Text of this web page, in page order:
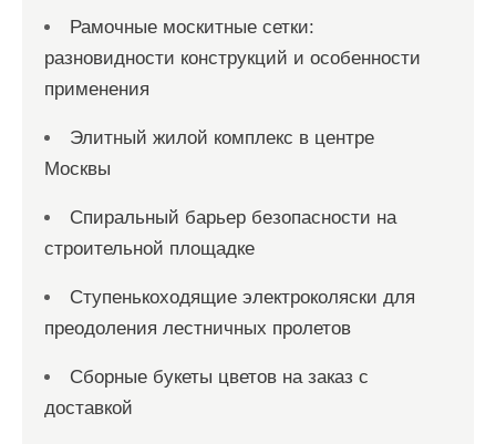
Рамочные москитные сетки:
разновидности конструкций и особенности
применения
Элитный жилой комплекс в центре
Москвы
Спиральный барьер безопасности на
строительной площадке
Ступенькоходящие электроколяски для
преодоления лестничных пролетов
Сборные букеты цветов на заказ с
доставкой